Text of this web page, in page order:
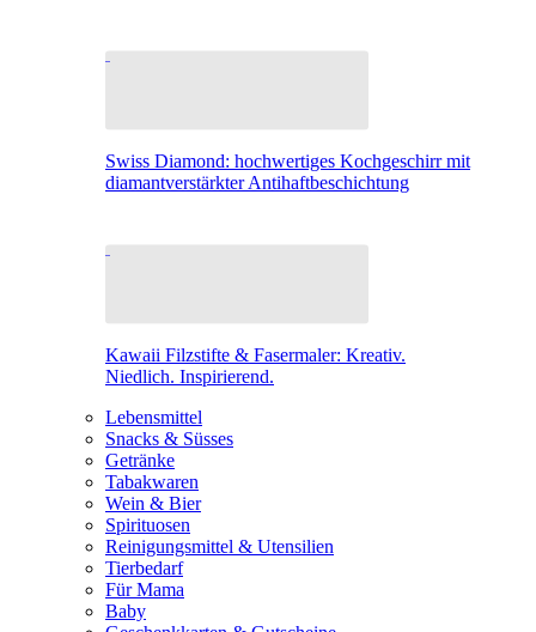
Swiss Diamond: hochwertiges Kochgeschirr mit
diamantverstärkter Antihaftbeschichtung
Kawaii Filzstifte & Fasermaler: Kreativ.
Niedlich. Inspirierend.
Lebensmittel
Snacks & Süsses
Getränke
Tabakwaren
Wein & Bier
Spirituosen
Reinigungsmittel & Utensilien
Tierbedarf
Für Mama
Baby